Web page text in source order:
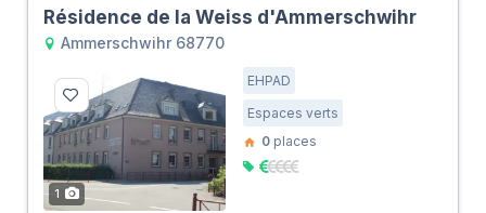
Résidence de la Weiss d'Ammerschwihr
Ammerschwihr 68770
1
EHPAD
Espaces verts
0 places